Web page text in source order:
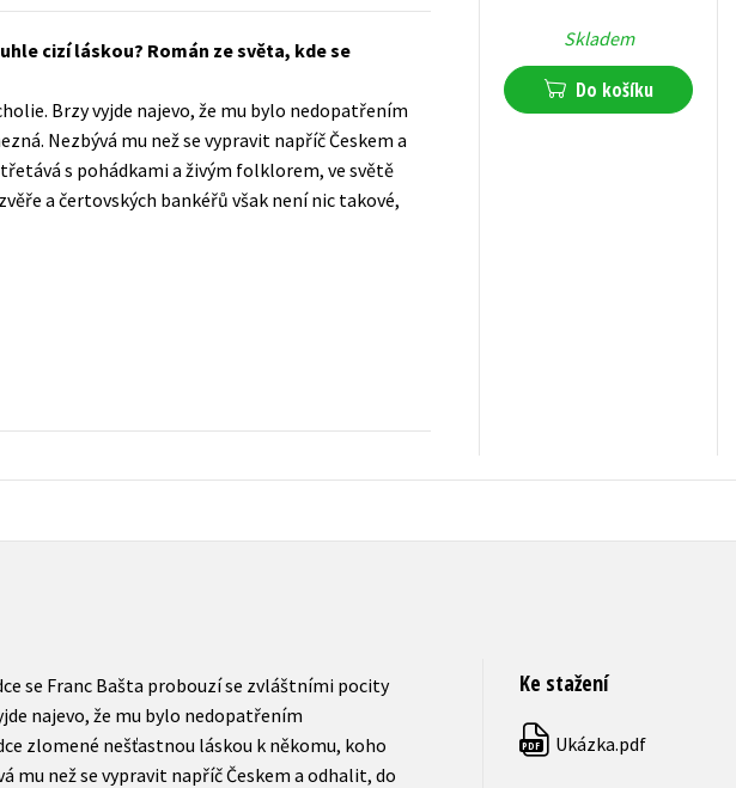
Young adult (SK)
Zdraví a životní styl
cizí láskou? Román ze světa, kde se
Brzy vyjde najevo, že mu bylo nedopatřením
Nezbývá mu než se vypravit napříč Českem a
s pohádkami a živým folklorem, ve světě
a čertovských bankéřů však není nic takové,
Skladem
Do košíku
se Franc Bašta probouzí se zvláštními pocity
najevo, že mu bylo nedopatřením
zlomené nešťastnou láskou k někomu, koho
mu než se vypravit napříč Českem a odhalit, do
Ke stažení
PDF Ukázka.pdf